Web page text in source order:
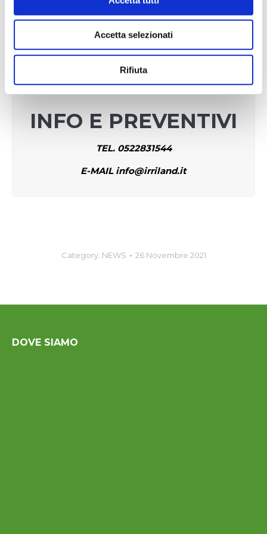
Accetta selezionati
Rifiuta
INFO E PREVENTIVI
TEL. 0522831544
E-MAIL info@irriland.it
Category: NEWS 26 Novembre 2021
DOVE SIAMO